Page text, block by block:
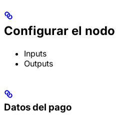
Configurar el nodo
Inputs
Outputs
Datos del pago